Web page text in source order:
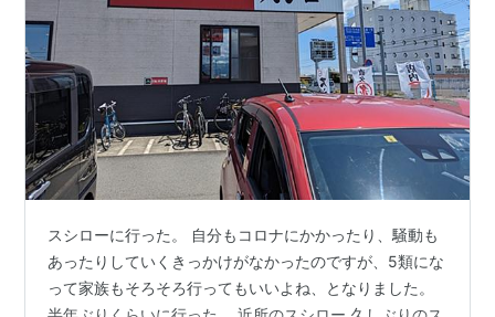
スシローに行った。 自分もコロナにかかったり、騒動も
あったりしていくきっかけがなかったのですが、5類にな
って家族もそろそろ行ってもいいよね、となりました。